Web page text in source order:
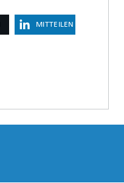
MITTEILEN